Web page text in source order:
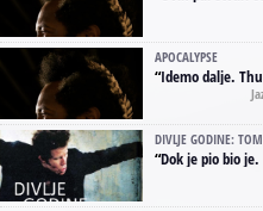
APOCALYPSE
“Idemo dalje.
DIVLJE GODINE:
“Dok je pio bio je.